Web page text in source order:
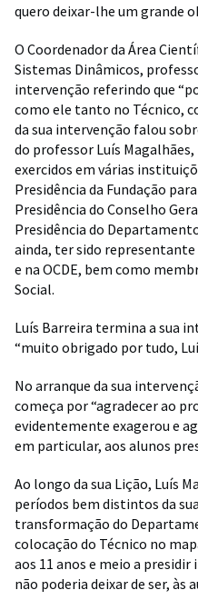
quero deixar-lhe um grande
O Coordenador da Área
Sistemas Dinâmicos,
intervenção referindo que
como ele tanto no Técnico,
da sua intervenção falou
do professor Luís
exercidos em várias
Presidência da Fundação
Presidência do Conselho
Presidência do
ainda, ter sido
e na OCDE, bem como
Social.
Luís Barreira termina a sua
“muito obrigado por tudo,
No arranque da sua
começa por “agradecer ao
evidentemente exagerou e
em particular, aos alunos
Ao longo da sua Lição, Luís
períodos bem distintos da
transformação do
colocação do Técnico no
aos 11 anos e meio a
não poderia deixar de ser, às